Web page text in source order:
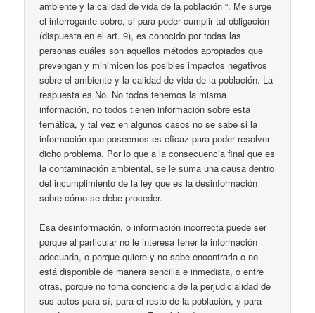
ambiente y la calidad de vida de la población “. Me surge
el interrogante sobre, si para poder cumplir tal obligación
(dispuesta en el art. 9), es conocido por todas las
personas cuáles son aquellos métodos apropiados que
prevengan y minimicen los posibles impactos negativos
sobre el ambiente y la calidad de vida de la población. La
respuesta es No. No todos tenemos la misma
información, no todos tienen información sobre esta
temática, y tal vez en algunos casos no se sabe si la
información que poseemos es eficaz para poder resolver
dicho problema. Por lo que a la consecuencia final que es
la contaminación ambiental, se le suma una causa dentro
del incumplimiento de la ley que es la desinformación
sobre cómo se debe proceder.
Esa desinformación, o información incorrecta puede ser
porque al particular no le interesa tener la información
adecuada, o porque quiere y no sabe encontrarla o no
está disponible de manera sencilla e inmediata, o entre
otras, porque no toma conciencia de la perjudicialidad de
sus actos para sí, para el resto de la población, y para